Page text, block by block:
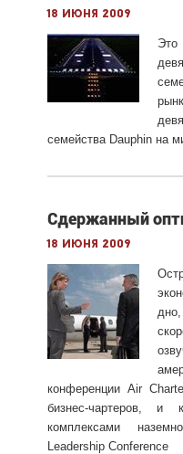
18 июня 2009
семейства Dauphin на
Сдержанный
18 июня 2009
конференции Air
бизнес-чартеров, и
комплексами
Leadership Conference